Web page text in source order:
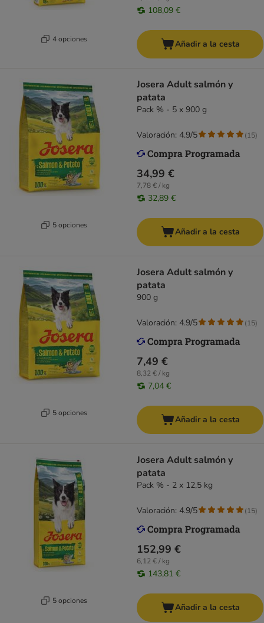
4 opciones
108,09 €
Añadir a la cesta
5 opciones
Josera Adult salmón y
patata
Pack % - 5 x 900 g
34,99 €
7,78 € / kg
32,89 €
Valoración: 4.9/5 (15)
Añadir a la cesta
5 opciones
Josera Adult salmón y
patata
900 g
7,49 €
8,32 € / kg
7,04 €
Valoración: 4.9/5 (15)
Añadir a la cesta
5 opciones
Josera Adult salmón y
patata
Pack % - 2 x 12,5 kg
152,99 €
6,12 € / kg
143,81 €
Valoración: 4.9/5 (15)
Añadir a la cesta